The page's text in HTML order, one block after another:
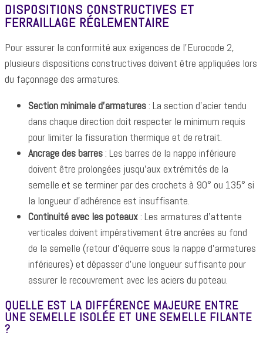
DISPOSITIONS CONSTRUCTIVES ET
FERRAILLAGE RÉGLEMENTAIRE
Pour assurer la conformité aux exigences de l'Eurocode 2,
plusieurs dispositions constructives doivent être appliquées lors
du façonnage des armatures.
Section minimale d'armatures: La section d'acier tendu
dans chaque direction doit respecter le minimum requis
pour limiter la fissuration thermique et de retrait.
Ancrage des barres: Les barres de la nappe inférieure
doivent être prolongées jusqu'aux extrémités de la
semelle et se terminer par des crochets à 90° ou 135° si
la longueur d'adhérence est insuffisante.
Continuité avec les poteaux: Les armatures d'attente
verticales doivent impérativement être ancrées au fond
de la semelle (retour d'équerre sous la nappe d'armatures
inférieures) et dépasser d'une longueur suffisante pour
assurer le recouvrement avec les aciers du poteau.
QUELLE EST LA DIFFÉRENCE MAJEURE ENTRE
UNE SEMELLE ISOLÉE ET UNE SEMELLE FILANTE
?